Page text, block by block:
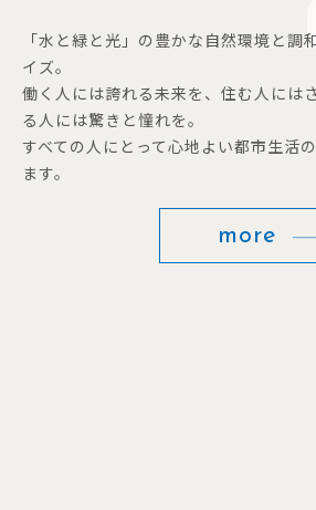
「水と緑と光」の豊かな自然環境と調
イズ。
働く人には誇れる未来を、住む人には
る人には驚きと憧れを。
すべての人にとって心地よい都市生活
ます。
more